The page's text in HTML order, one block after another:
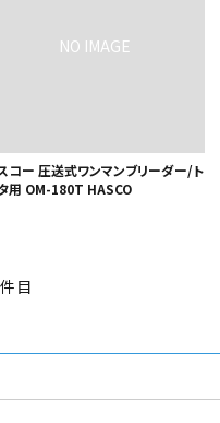
コー 圧送式ワンマンブリーダー/ト
用 OM-180T HASCO
目